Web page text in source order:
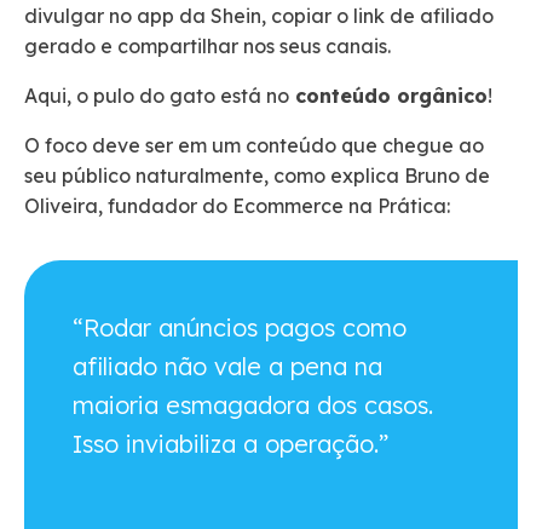
divulgar no app da Shein, copiar o link de afiliado
gerado e compartilhar nos seus canais.
Aqui, o pulo do gato está no conteúdo orgânico!
O foco deve ser em um conteúdo que chegue ao
seu público naturalmente, como explica Bruno de
Oliveira, fundador do Ecommerce na Prática:
“Rodar anúncios pagos como
afiliado não vale a pena na
maioria esmagadora dos casos.
Isso inviabiliza a operação.”